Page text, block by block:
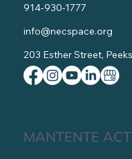
914-930-1777
info@necspace.org
203 Esther Street,
MANTENTE